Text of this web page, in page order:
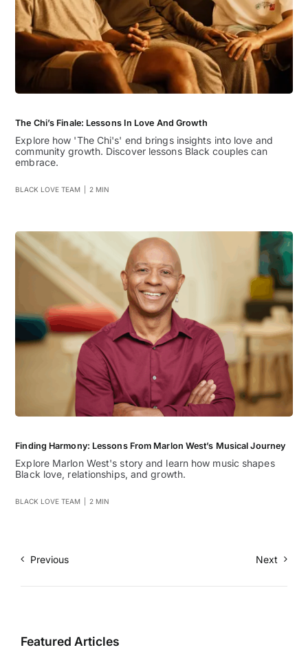
The Chi’s Finale: Lessons In Love And Growth
Explore how 'The Chi's' end brings insights into love and
community growth. Discover lessons Black couples can
embrace.
BLACK LOVE TEAM 2 MIN
Finding Harmony: Lessons From Marlon West’s Musical Journey
Explore Marlon West's story and learn how music shapes
Black love, relationships, and growth.
BLACK LOVE TEAM 2 MIN
Previous Next
Featured Articles